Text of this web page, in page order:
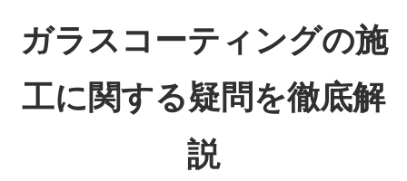
ガラスコーティングの施
工に関する疑問を徹底解
説